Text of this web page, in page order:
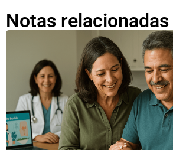
Notas relacionadas